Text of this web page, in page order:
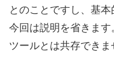
とのことですし、基
今回は説明を省きま
ツールとは共存できま